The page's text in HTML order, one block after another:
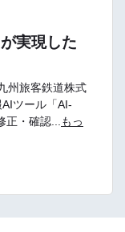
実現した
州旅客鉄道株式
ツール「AI-
・確認...
もっ